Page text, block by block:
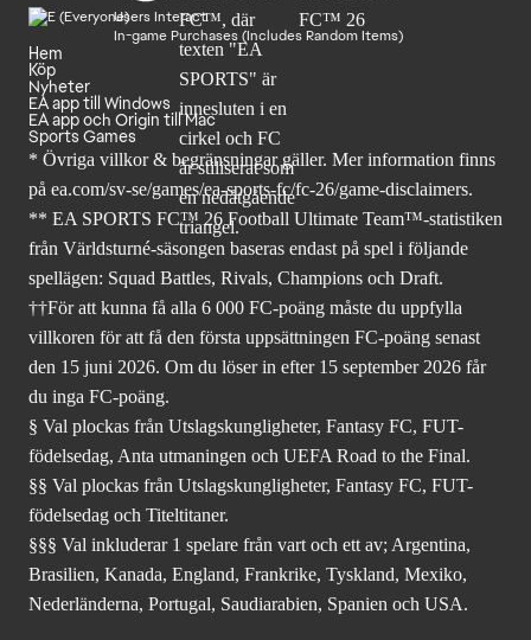
Users Interact
In-game Purchases (Includes Random Items)
Hem
Köp
Nyheter
EA app till Windows
EA app och Origin till Mac
Sports Games
* Övriga villkor & begränsningar gäller. Merinformation finns
på ea.com/sv-se/games/ea-sports-fc/fc-26/game-disclaimers.
** EA SPORTS FC™ 26 Football Ultimate Team™-statistiken
från Världsturné-säsongen baseras endast på spel i följande
spellägen: Squad Battles, Rivals, Champions och Draft.
††För att kunna få alla 6 000 FC-poäng måste du uppfylla
villkoren för att få den första uppsättningen FC-poäng senast
den 15 juni 2026. Om du löser in efter 15 september 2026 får
du inga FC-poäng.
§ Val plockas från Utslagskungligheter, Fantasy FC, FUT-
födelsedag, Anta utmaningen och UEFA Road to the Final.
§§ Val plockas från Utslagskungligheter, Fantasy FC, FUT-
födelsedag och Titeltitaner.
§§§ Val inkluderar 1 spelare från vart och ett av; Argentina,
Brasilien, Kanada, England, Frankrike, Tyskland, Mexiko,
Nederländerna, Portugal, Saudiarabien, Spanien och USA.